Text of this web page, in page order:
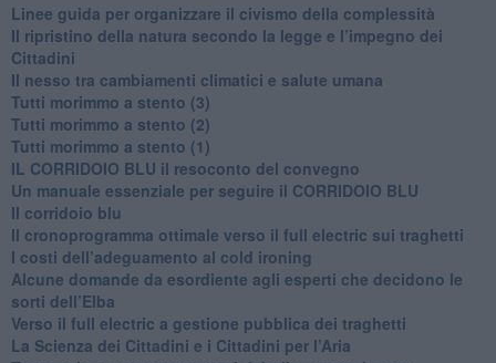
​Linee guida per organizzare il civismo della complessità
​Il ripristino della natura secondo la legge e l’impegno dei
Cittadini
Il nesso tra cambiamenti climatici e salute umana
Tutti morimmo a stento (3)
Tutti morimmo a stento (2)
​Tutti morimmo a stento (1)
IL CORRIDOIO BLU il resoconto del convegno
Un manuale essenziale per seguire il CORRIDOIO BLU
Il corridoio blu
​Il cronoprogramma ottimale verso il full electric sui traghetti
​I costi dell’adeguamento al cold ironing
Alcune domande da esordiente agli esperti che decidono le
sorti dell’Elba
Verso il full electric a gestione pubblica dei traghetti​
​La Scienza dei Cittadini e i Cittadini per l’Aria